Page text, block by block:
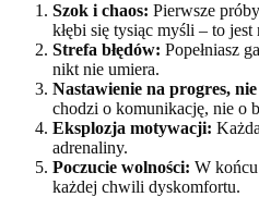
Szok i chaos: Pierwsze
kłębi się tysiąc myśli – to jest
Strefa błędów: Popełniasz
nikt nie umiera.
Nastawienie na progres,
chodzi o komunikację, nie o
Eksplozja motywacji:
adrenaliny.
Poczucie wolności: W
każdej chwili dyskomfortu.